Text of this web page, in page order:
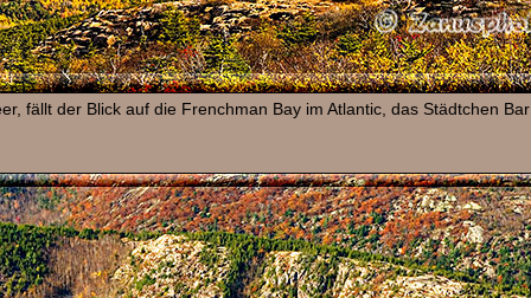
fällt der Blick auf die Frenchman Bay im Atlantic, das Städtchen Bar